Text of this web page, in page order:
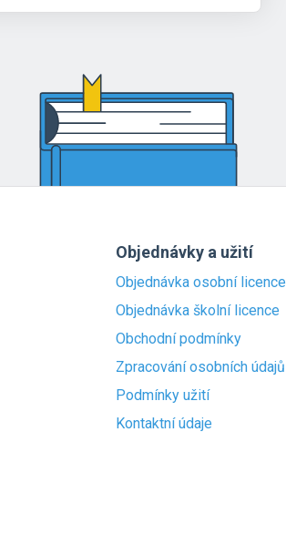
Objednávky a užití
Objednávka osobní licence
Objednávka školní licence
Obchodní podmínky
Zpracování osobních údajů
Podmínky užití
Kontaktní údaje